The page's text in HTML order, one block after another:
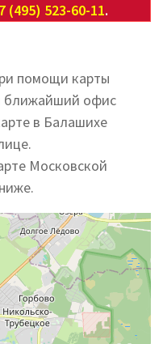
(495) 523-60-11.
помощи карты
ближайший офис
в Балашихе
Московской